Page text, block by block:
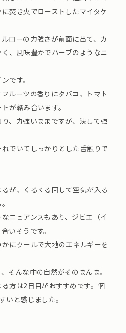
焚き火でローストしたマイタケ
ローの力強さが前面に出て、カ
、風味豊かでハーブのようなニ
です。
ルーツの香りにタバコ、トマト
が絡み合います。
、力強いままですが、決して強
でいてしっかりとした舌触りで
が、くるくる回して空気が入る
ニュアンスもあり、ジビエ（イ
いそうです。
にクールで大地のエネルギーを
そんな中の自然がそのまんま。
方は2日目がおすすめです。個
いと感じました。